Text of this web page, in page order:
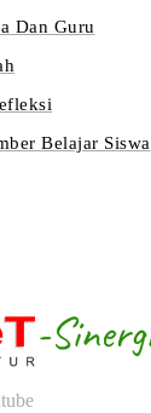
Dan Guru
Belajar Siswa